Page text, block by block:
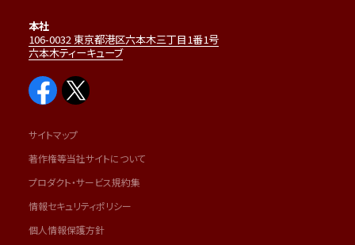
本社
106-0032 東京都港区六本木三丁目1番1号
六本木ティーキューブ
サイトマップ
著作権等当社サイトについて
プロダクト・サービス規約集
情報セキュリティポリシー
個人情報保護方針